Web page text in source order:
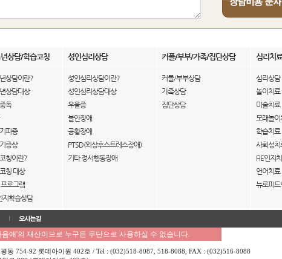
상담/학습코칭 성인심리상담 커플/부부/가족/집단상담 심리치
상담이란?
상담대상
독
피증
증상
칭이란?
칭 대상
로그램
지학습상담
성인심리상담이란?
성인심리상담대상
우울증
불안장애
공황장애
PTSD(외상후스트레스장애)
기타 정서행동장애
커플/부부상담
가족상담
집단상담
심리상담
놀이치료
미술치료
모래놀이
학습치료
사회성치
FIE인지
언어치료
뉴로피드
애'의 재산이므로 누구든 무단으로 사용하실 수 없습니다.
동 754-92 롯데아이원 402호 / Tel : (032)518-8087, 518-8088, FAX : (032)516-8088